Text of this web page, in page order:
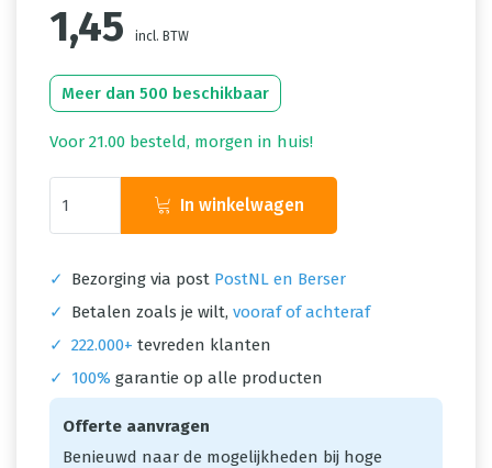
1,45 incl. BTW
Meer dan 500 beschikbaar
Voor 21.00 besteld, morgen in huis!
In winkelwagen
✓ Bezorging via post PostNL en Berser
✓
Betalen zoals je wilt, vooraf of achteraf
✓ 222.000+ tevreden klanten
✓
100% garantie op alle producten
Offerte aanvragen
Benieuwd naar de mogelijkheden bij hoge